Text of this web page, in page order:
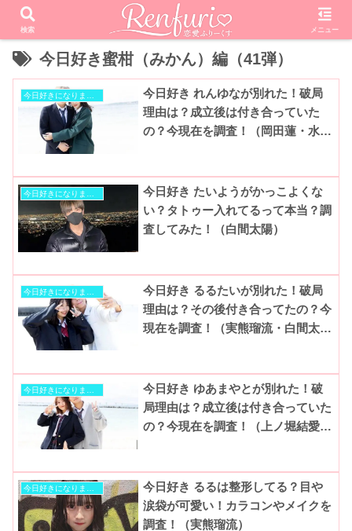
今日好き蜜柑（みかん）編（41弾）
今日好き れんゆなが別れた！破局
理由は？成立後は付き合っていた
の？今現在を調査！（岡田蓮・水戸
今日好き たいようがかっこよくな
い？タトゥー入れてるって本当？調
査してみた！（白間太陽）
今日好き るるたいが別れた！破局
理由は？その後付き合ってたの？今
現在を調査！（実熊瑠流・白間太
今日好きになりました
今日好き ゆあまやとが別れた！破
局理由は？成立後は付き合っていた
の？今現在を調査！（上ノ堀結愛・
今日好きになりました
今日好き るるは整形してる？目や
涙袋が可愛い！カラコンやメイクを
調査！（実熊瑠流）
検索 メニュー